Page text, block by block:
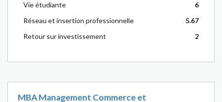
Vie étudiante
6
Réseau et insertion professionnelle
5.67
Retour sur investissement
2
MBA Management Commerce et